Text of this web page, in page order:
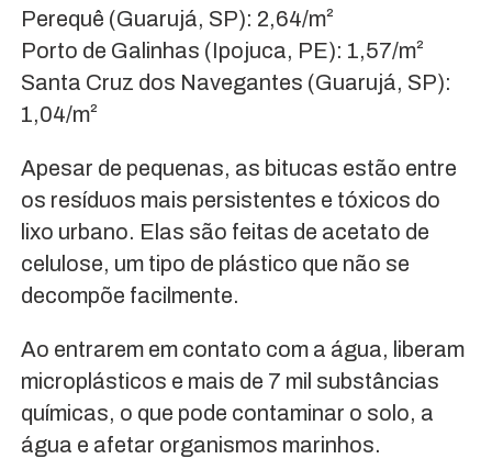
Perequê (Guarujá, SP): 2,64/m²
Porto de Galinhas (Ipojuca, PE): 1,57/m²
Santa Cruz dos Navegantes (Guarujá, SP):
1,04/m²
Apesar de pequenas, as bitucas estão entre
os resíduos mais persistentes e tóxicos do
lixo urbano. Elas são feitas de acetato de
celulose, um tipo de plástico que não se
decompõe facilmente.
Ao entrarem em contato com a água, liberam
microplásticos e mais de 7 mil substâncias
químicas, o que pode contaminar o solo, a
água e afetar organismos marinhos.